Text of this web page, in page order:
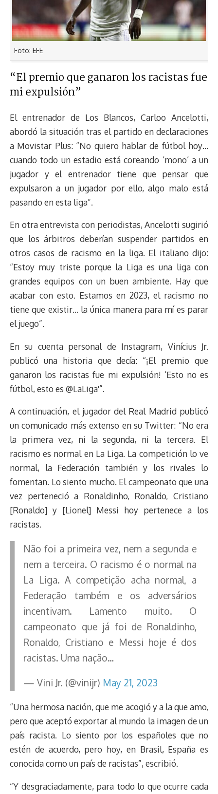
Foto: EFE
“El premio que ganaron los racistas fue
mi expulsión”
El entrenador de Los Blancos, Carloo Ancelotti,
abordó la situación tras el partido en declaraciones
a Movistar Plus: “No quiero hablar de fútbol hoy…
cuando todo un estadio está coreando ‘mono’ a un
jugador y el entrenador tiene que pensar que
expulsaron a un jugador por ello, algo malo está
pasando en esta liga”.
En otra entrevista con periodistas, Ancelotti sugirió
que los árbitros deberían suspender partidos en
otros casos de racismo en la liga. El italiano dijo:
“Estoy muy triste porque la Liga es una liga con
grandes equipos con un buen ambiente. Hay que
acabar con esto. Estamos en 2023, el racismo no
tiene que existir… la única manera para mí es parar
el juego”.
En su cuenta personal de Instagram, Vinícius Jr.
publicó una historia que decía: “¡El premio que
ganaron los racistas fue mi expulsión! ‘Esto no es
fútbol, esto es @LaLiga'”.
A continuación, el jugador del Real Madrid publicó
un comunicado más extenso en su Twitter: “No era
la primera vez, ni la segunda, ni la tercera. El
racismo es normal en La Liga. La competición lo ve
normal, la Federación también y los rivales lo
fomentan. Lo siento mucho. El campeonato que una
vez perteneció a Ronaldinho, Ronaldo, Cristiano
[Ronaldo] y [Lionel] Messi hoy pertenece a los
racistas.
Não foi a primeira vez, nem a segunda e
nem a terceira. O racismo é o normal na
La Liga. A competição acha normal, a
Federação também e os adversários
incentivam. Lamento muito. O
campeonato que já foi de Ronaldinho,
Ronaldo, Cristiano e Messi hoje é dos
racistas. Uma nação…
— Vini Jr. (@vinijr) May 21, 2023
“Una hermosa nación, que me acogió y a la que amo,
pero que aceptó exportar al mundo la imagen de un
país racista. Lo siento por los españoles que no
estén de acuerdo, pero hoy, en Brasil, España es
conocida como un país de racistas”, escribió.
“Y desgraciadamente, para todo lo que ocurre cada